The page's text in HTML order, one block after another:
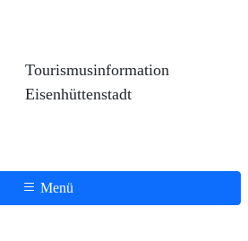
Tourismusinformation
Eisenhüttenstadt
Menü